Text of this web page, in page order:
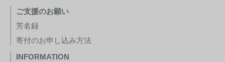
ご支援のお願い
芳名録
寄付のお申し込み方法
INFORMATION